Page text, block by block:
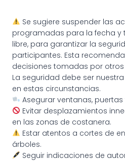
Se sugiere suspender las
programadas para la fecha y
libre, para garantizar la
participantes. Esta
decisiones tomadas por
La seguridad debe ser
en estas circunstancias.
Asegurar ventanas,
Evitar desplazamientos
en las zonas de costanera.
Estar atentos a cortes de
árboles.
Seguir indicaciones de